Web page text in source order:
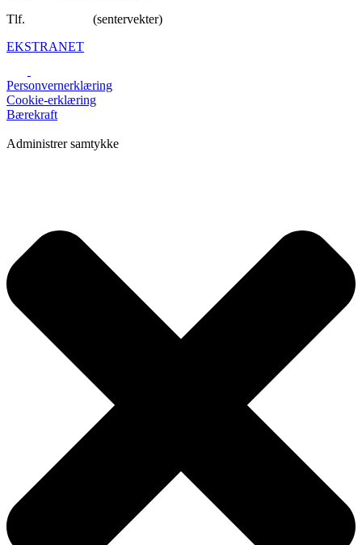
Tlf.
(sentervekter)
EKSTRANET
Personvernerklæring
Cookie-erklæring
Bærekraft
Administrer samtykke